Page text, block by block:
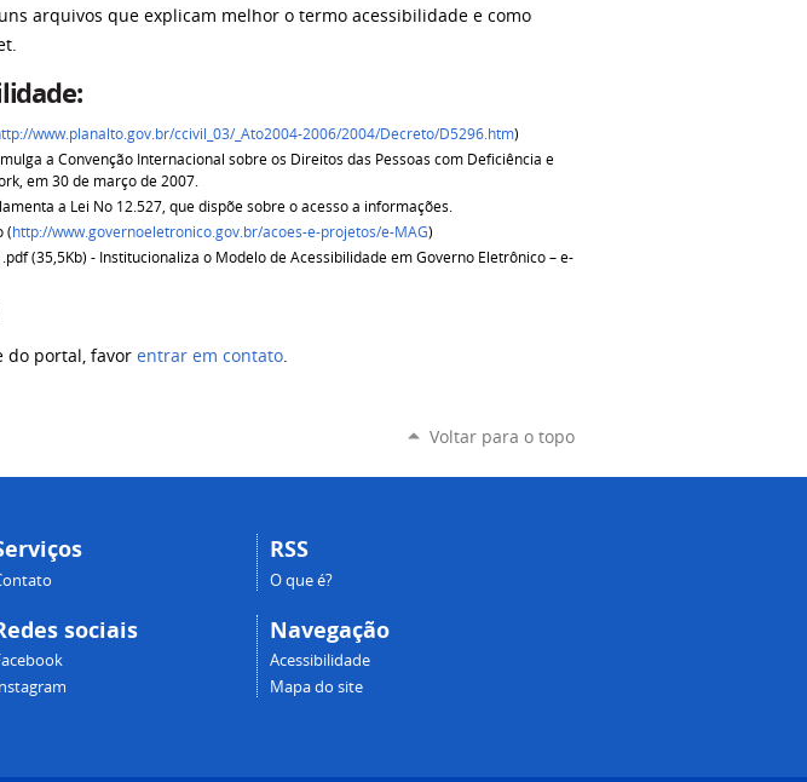
arquivos que explicam melhor o termo acessibilidade e como
www.planalto.gov.br/ccivil_03/_Ato2004-2006/2004/Decreto/D5296.htm)
a Convenção Internacional sobre os Direitos das Pessoas com Deficiência e
em 30 de março de 2007.
a Lei No 12.527, que dispõe sobre o acesso a informações.
(http://www.governoeletronico.gov.br/acoes-e-projetos/e-MAG)
(35,5Kb) - Institucionaliza o Modelo de Acessibilidade em Governo Eletrônico – e-
do portal, favorentrar em contato.
Voltar para o topo
sociais
RSS
O que é?
Navegação
Acessibilidade
Mapa do site